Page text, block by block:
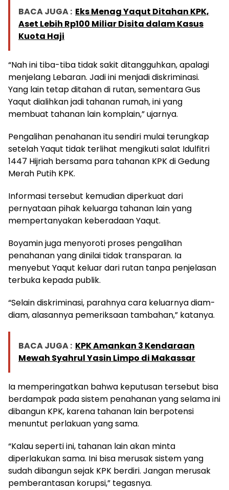
BACA JUGA : Eks Menag Yaqut Ditahan KPK,
Aset Lebih Rp100 Miliar Disita dalam Kasus
Kuota Haji
“Nah ini tiba-tiba tidak sakit ditangguhkan, apalagi
menjelang Lebaran. Jadi ini menjadi diskriminasi.
Yang lain tetap ditahan di rutan, sementara Gus
Yaqut dialihkan jadi tahanan rumah, ini yang
membuat tahanan lain komplain,” ujarnya.
Pengalihan penahanan itu sendiri mulai terungkap
setelah Yaqut tidak terlihat mengikuti salat Idulfitri
1447 Hijriah bersama para tahanan KPK di Gedung
Merah Putih KPK.
Informasi tersebut kemudian diperkuat dari
pernyataan pihak keluarga tahanan lain yang
mempertanyakan keberadaan Yaqut.
Boyamin juga menyoroti proses pengalihan
penahanan yang dinilai tidak transparan. Ia
menyebut Yaqut keluar dari rutan tanpa penjelasan
terbuka kepada publik.
“Selain diskriminasi, parahnya cara keluarnya diam-
diam, alasannya pemeriksaan tambahan,” katanya.
BACA JUGA : KPK Amankan 3 Kendaraan
Mewah Syahrul Yasin Limpo di Makassar
Ia memperingatkan bahwa keputusan tersebut bisa
berdampak pada sistem penahanan yang selama ini
dibangun KPK, karena tahanan lain berpotensi
menuntut perlakuan yang sama.
“Kalau seperti ini, tahanan lain akan minta
diperlakukan sama. Ini bisa merusak sistem yang
sudah dibangun sejak KPK berdiri. Jangan merusak
pemberantasan korupsi,” tegasnya.